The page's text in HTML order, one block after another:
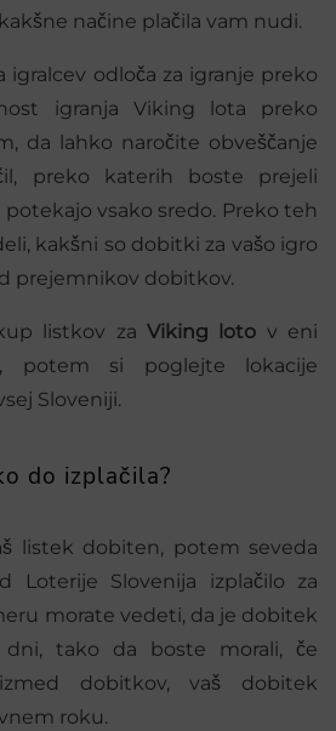
načine plačila vam nudi.
igralcev odloča za igranje preko
igranja Viking lota preko
da lahko naročite obveščanje
preko katerih boste prejeli
vsako sredo. Preko teh
kakšni so dobitki za vašo igro
prejemnikov dobitkov.
listkov za Viking loto v eni
potem si poglejte lokacije
Sloveniji.
do izplačila?
listek dobiten, potem seveda
Loterije Slovenija izplačilo za
morate vedeti, da je dobitek
tako da boste morali, če
dobitkov, vaš dobitek
roku.